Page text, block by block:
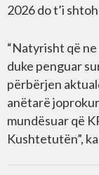
2026 do t’i
“Natyrisht që
duke penguar
përbërjen
anëtarë
mundësuar që
Kushtetutën”,